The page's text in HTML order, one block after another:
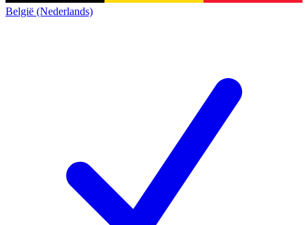
België (Nederlands)